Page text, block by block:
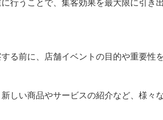
行うことで、集客効果を最大限に引き
る前に、店舗イベントの目的や重要性
しい商品やサービスの紹介など、様々